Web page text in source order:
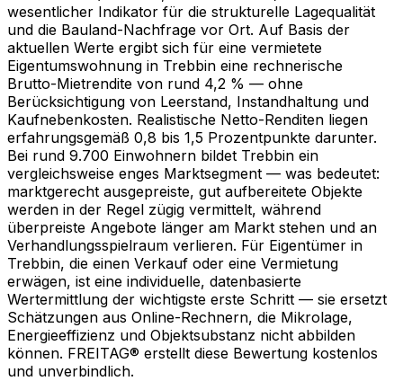
wesentlicher Indikator für die strukturelle Lagequalität
und die Bauland-Nachfrage vor Ort. Auf Basis der
aktuellen Werte ergibt sich für eine vermietete
Eigentumswohnung in Trebbin eine rechnerische
Brutto-Mietrendite von rund 4,2 % — ohne
Berücksichtigung von Leerstand, Instandhaltung und
Kaufnebenkosten. Realistische Netto-Renditen liegen
erfahrungsgemäß 0,8 bis 1,5 Prozentpunkte darunter.
Bei rund 9.700 Einwohnern bildet Trebbin ein
vergleichsweise enges Marktsegment — was bedeutet:
marktgerecht ausgepreiste, gut aufbereitete Objekte
werden in der Regel zügig vermittelt, während
überpreiste Angebote länger am Markt stehen und an
Verhandlungsspielraum verlieren. Für Eigentümer in
Trebbin, die einen Verkauf oder eine Vermietung
erwägen, ist eine individuelle, datenbasierte
Wertermittlung der wichtigste erste Schritt — sie ersetzt
Schätzungen aus Online-Rechnern, die Mikrolage,
Energieeffizienz und Objektsubstanz nicht abbilden
können. FREITAG® erstellt diese Bewertung kostenlos
und unverbindlich.